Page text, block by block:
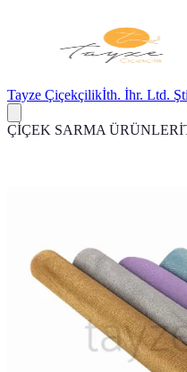
Tayze Çiçekçilikİth. İhr. Ltd.
ÇİÇEK SARMA ÜRÜNLERİ